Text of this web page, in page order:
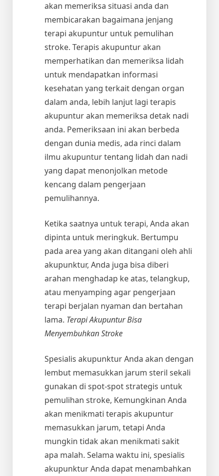
akan memeriksa situasi anda dan
membicarakan bagaimana jenjang
terapi akupuntur untuk pemulihan
stroke. Terapis akupuntur akan
memperhatikan dan memeriksa lidah
untuk mendapatkan informasi
kesehatan yang terkait dengan organ
dalam anda, lebih lanjut lagi terapis
akupuntur akan memeriksa detak nadi
anda. Pemeriksaan ini akan berbeda
dengan dunia medis, ada rinci dalam
ilmu akupuntur tentang lidah dan nadi
yang dapat menonjolkan metode
kencang dalam pengerjaan
pemulihannya.
Ketika saatnya untuk terapi, Anda akan
dipinta untuk meringkuk. Bertumpu
pada area yang akan ditangani oleh ahli
akupunktur, Anda juga bisa diberi
arahan menghadap ke atas, telangkup,
atau menyamping agar pengerjaan
terapi berjalan nyaman dan bertahan
lama. Terapi Akupuntur Bisa
Menyembuhkan Stroke
Spesialis akupunktur Anda akan dengan
lembut memasukkan jarum steril sekali
gunakan di spot-spot strategis untuk
pemulihan stroke, Kemungkinan Anda
akan menikmati terapis akupuntur
memasukkan jarum, tetapi Anda
mungkin tidak akan menikmati sakit
apa malah. Selama waktu ini, spesialis
akupunktur Anda dapat menambahkan